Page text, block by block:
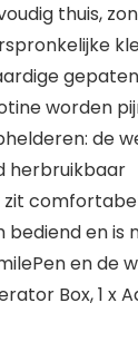
thuis,
worden
de
herbruikbaar
zit
en is
en de
Box, 1